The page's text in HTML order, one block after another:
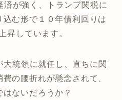
が強く、トランプ関税に
む形で１０年債利回りは
昇しています。
統領に就任し、直ちに関
の腰折れが懸念されて、
ないだろうか？